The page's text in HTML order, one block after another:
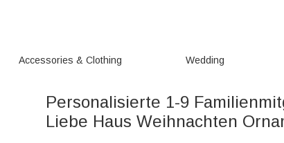
Accessories & Clothing Wedding
Personalisierte 1-9
Liebe Haus Weihnachten